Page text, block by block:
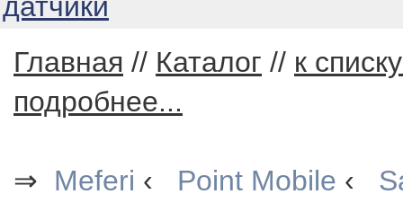
Главная // Каталог // к
подробнее...
⇒ Meferi ‹ Point Mobile ‹